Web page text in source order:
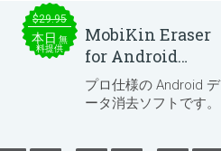
$29.95
本日 無
料提供
MobiKin Eraser
for Android
5.0.25
プロ仕様の Android デ
ータ消去ソフトです。